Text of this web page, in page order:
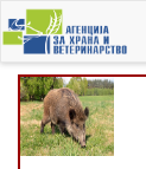
Skip
to
main
content